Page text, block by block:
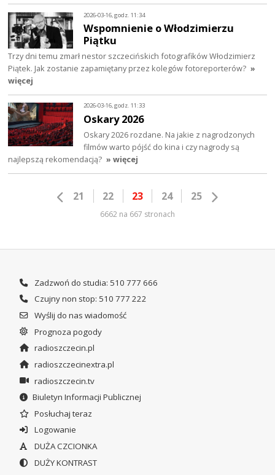
2026-03-16, godz. 11:34
Wspomnienie o Włodzimierzu
Piątku
Trzy dni temu zmarł nestor szczecińskich fotografików Włodzimierz
Piątek. Jak zostanie zapamiętany przez kolegów fotoreporterów? »
więcej
2026-03-16, godz. 11:33
Oskary 2026
Oskary 2026 rozdane. Na jakie z nagrodzonych
filmów warto pójść do kina i czy nagrody są
najlepszą rekomendacją? » więcej
21 22 23 24 25
6662 na 667 stronach
Zadzwoń do studia: 510 777 666
Czujny non stop: 510 777 222
Wyślij do nas wiadomość
Prognoza pogody
radioszczecin.pl
radioszczecinextra.pl
radioszczecin.tv
Biuletyn Informacji Publicznej
Posłuchaj teraz
Logowanie
DUŻA CZCIONKA
DUŻY KONTRAST